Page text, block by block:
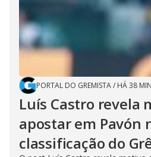
PORTAL DO GREMISTA/ HÁ 38
Luís Castro revela
apostar em Pavón
classificação do